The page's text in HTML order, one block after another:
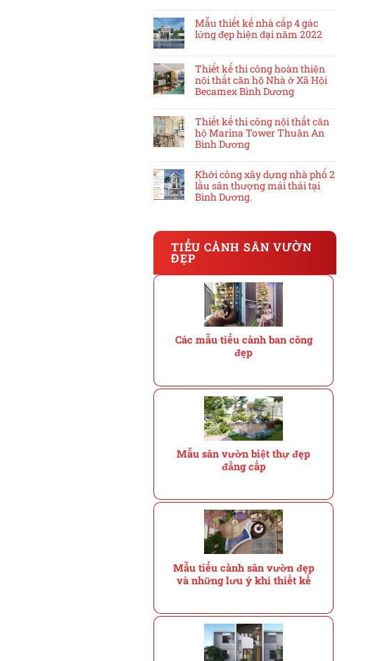
Mẫu thiết kế nhà cấp 4 gác
lửng đẹp hiện đại năm 2022
Thiết kế thi công hoàn thiện
nội thất căn hộ Nhà ở Xã Hội
Becamex Bình Dương
Thiết kế thi công nội thất căn
hộ Marina Tower Thuận An
Bình Dương
Khởi công xây dựng nhà phố 2
lầu sân thượng mái thái tại
Bình Dương.
TIỂU CẢNH SÂN VƯỜN
ĐẸP
Các mẫu tiểu cảnh ban công
đẹp
Mẫu sân vườn biệt thự đẹp
đẳng cấp
Mẫu tiểu cảnh sân vườn đẹp
và những lưu ý khi thiết kế